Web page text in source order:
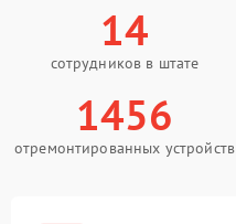
14
сотрудников в штате
1456
отремонтированных устройств